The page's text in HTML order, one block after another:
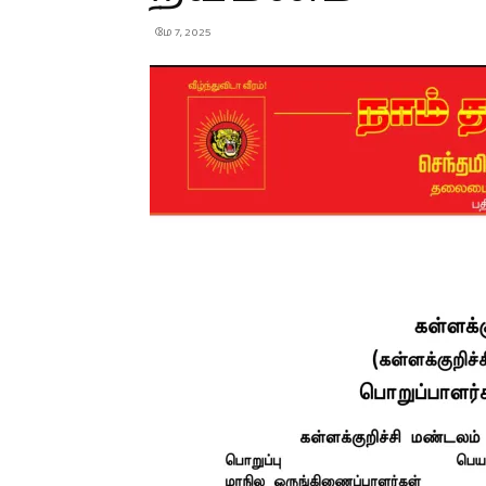
மே 7, 2025